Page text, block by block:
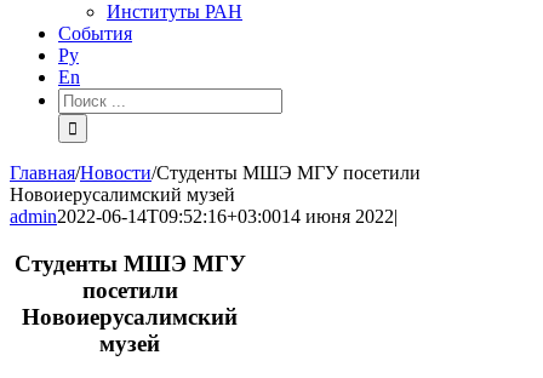
Институты РАН
События
Ру
En
Результат
поиска:
Главная/Новости/Студенты МШЭ МГУ посетили
Новоиерусалимский музей
admin2022-06-14T09:52:16+03:0014 июня 2022|
Студенты МШЭ МГУ
посетили
Новоиерусалимский
музей